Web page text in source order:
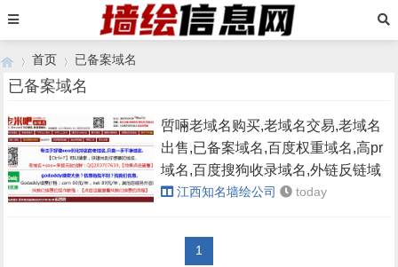
›
首页
›
已备案域名
已备案域名
啠啢老域名购买,老域名交易,老域名
出售,已备案域名,百度权重域名,高pr
域名,百度搜狗收录域名,外链反链域
名 江西知名墙绘公司 today
1